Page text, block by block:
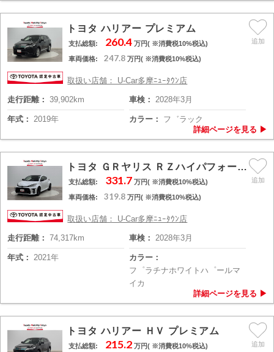
トヨタ ハリアー プレミアム
支払総額: 260.4万円( ※消費税10%税込)
車両価格: 247.8 万円( ※消費税10%税込)
取扱い店舗： U-Car多摩ﾆｭｰﾀｳﾝ店
走行距離： 39,902km 車検： 2028年3月
年式： 2019年 カラー： フ゛ラック
トヨタ ＧＲヤリス ＲＺハイパフォーマンス
支払総額: 331.7万円( ※消費税10%税込)
車両価格: 319.8 万円( ※消費税10%税込)
取扱い店舗： U-Car多摩ﾆｭｰﾀｳﾝ店
走行距離： 74,317km 車検： 2028年3月
年式： 2021年
カラー：
フ゜ラチナホワイトハ゜ールマ
イカ
トヨタ ハリアー ＨＶ プレミアム
支払総額: 215.2万円( ※消費税10%税込)